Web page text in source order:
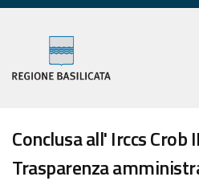
Conclusa all' Irccs Crob
Trasparenza